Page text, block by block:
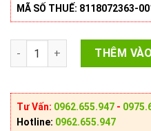
MÃ SỐ THUẾ: 8118072363-
Mua Lá Sa Kê Ở Đâu Tại
THÊM
Tư Vấn: 0962.655.947 -
Hotline: 0962.655.947